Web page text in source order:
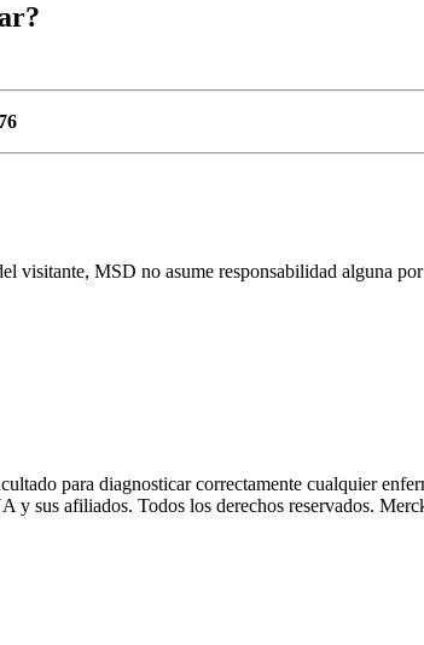
visitante, MSD no asume responsabilidad alguna
para diagnosticar correctamente cualquier
sus afiliados. Todos los derechos reservados.